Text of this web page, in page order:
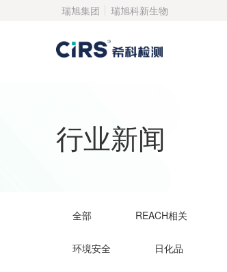
瑞旭集团 瑞旭科新生物
行业新闻
全部 REACH相关
环境安全 日化品